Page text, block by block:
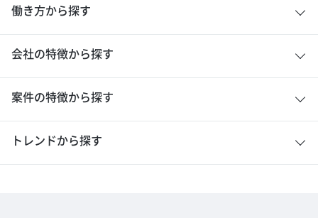
働き方から探す
会社の特徴から探す
案件の特徴から探す
トレンドから探す